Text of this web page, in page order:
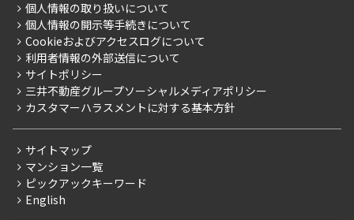
プレミアムマンション
新築
当社限定（港区・渋谷区）
当社限定（港区・渋谷区以外）
三井不動産企画
賃料改定
フリーレント
ペット可
お部屋探しからご契約まで
よくあるご質問
社宅紹介
【仲介会社様向け】当社仲介事業部取り扱い物件入居申込
事業案内
採用情報
ニュースリリース
お問い合わせ
個人情報の取り扱いについて
個人情報の開示等手続きについて
Cookieおよびアクセスログについて
利用者情報の外部送信について
サイトポリシー
三井不動産グループソーシャルメディアポリシー
カスタマーハラスメントに対する基本方針
サイトマップ
マンション一覧
ピックアックキーワード
English